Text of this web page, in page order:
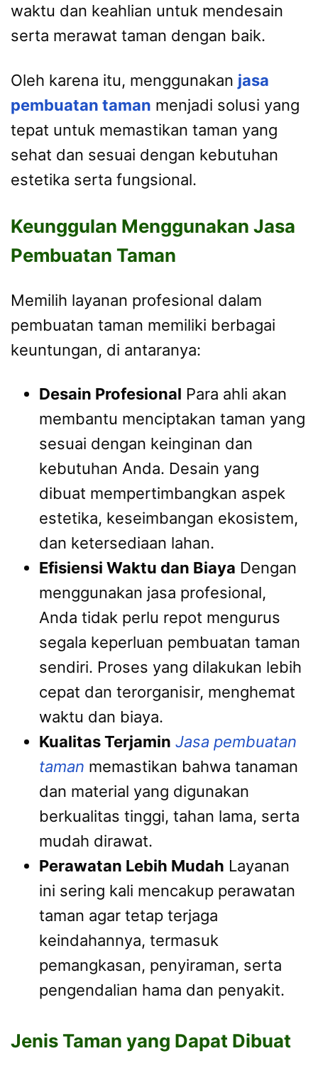
waktu dan keahlian untuk mendesain
serta merawat taman dengan baik.
Oleh karena itu, menggunakan jasa
pembuatan taman menjadi solusi yang
tepat untuk memastikan taman yang
sehat dan sesuai dengan kebutuhan
estetika serta fungsional.
Keunggulan Menggunakan Jasa
Pembuatan Taman
Memilih layanan profesional dalam
pembuatan taman memiliki berbagai
keuntungan, di antaranya:
Desain Profesional Para ahli akan
membantu menciptakan taman yang
sesuai dengan keinginan dan
kebutuhan Anda. Desain yang
dibuat mempertimbangkan aspek
estetika, keseimbangan ekosistem,
dan ketersediaan lahan.
Efisiensi Waktu dan Biaya Dengan
menggunakan jasa profesional,
Anda tidak perlu repot mengurus
segala keperluan pembuatan taman
sendiri. Proses yang dilakukan lebih
cepat dan terorganisir, menghemat
waktu dan biaya.
Kualitas Terjamin Jasa pembuatan
taman memastikan bahwa tanaman
dan material yang digunakan
berkualitas tinggi, tahan lama, serta
mudah dirawat.
Perawatan Lebih Mudah Layanan
ini sering kali mencakup perawatan
taman agar tetap terjaga
keindahannya, termasuk
pemangkasan, penyiraman, serta
pengendalian hama dan penyakit.
Jenis Taman yang Dapat Dibuat